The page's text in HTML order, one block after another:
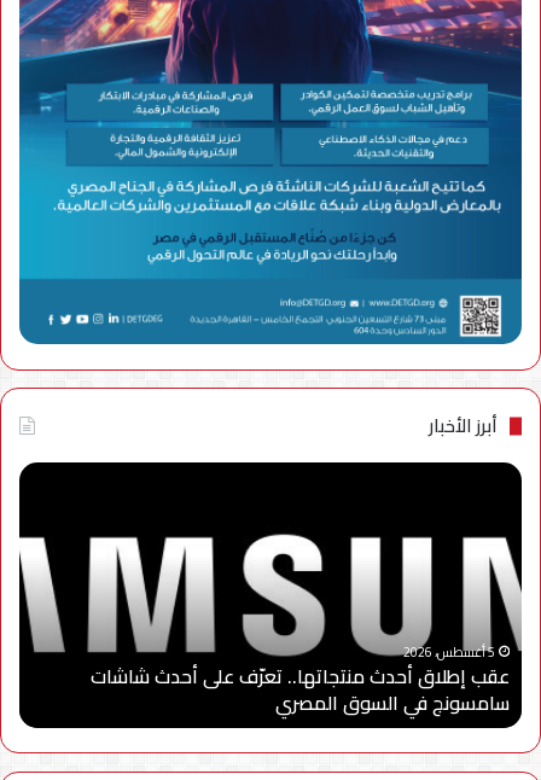
أبرز الأخبار
عقب
منتجاتها..
تعرّف
على
أحدث
شاشات
سامسونج
في
السوق
المصري
5 أغسطس، 2026
عقب إطلاق أحدث منتجاتها.. تعرّف على أحدث شاشات
سامسونج في السوق المصري